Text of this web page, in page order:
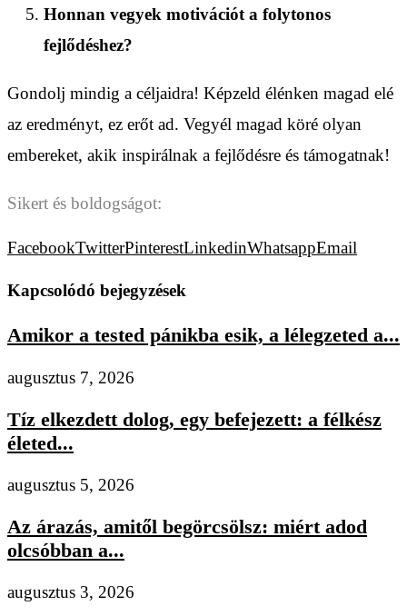
Honnan vegyek motivációt a folytonos
fejlődéshez?
Gondolj mindig a céljaidra! Képzeld élénken magad elé
az eredményt, ez erőt ad. Vegyél magad köré olyan
embereket, akik inspirálnak a fejlődésre és támogatnak!
Sikert és boldogságot:
FacebookTwitterPinterestLinkedinWhatsappEmail
Kapcsolódó bejegyzések
Amikor a tested pánikba esik, a lélegzeted a...
augusztus 7, 2026
Tíz elkezdett dolog, egy befejezett: a félkész
életed...
augusztus 5, 2026
Az árazás, amitől begörcsölsz: miért adod
olcsóbban a...
augusztus 3, 2026